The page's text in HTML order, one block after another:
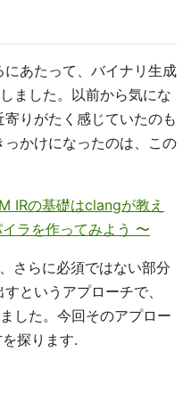
あたって、バイナリ生成
ました。以前から気にな
りがたく感じていたのも
かけになったのは、この
IRの基礎はclangが教え
ラを作ってみよう 〜
さらに必須ではない部分
というアプローチで、
した。今回そのアプロー
探ります.